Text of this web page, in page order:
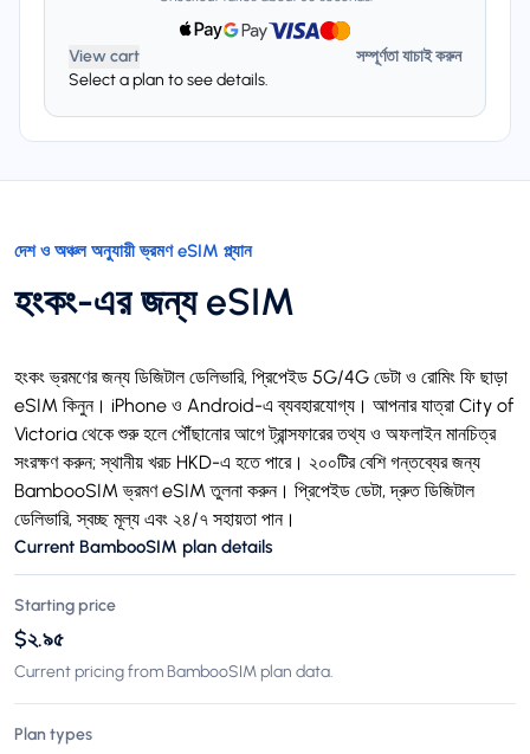
View cart
সম্পূর্ণতা যাচাই করুন
Select a plan to see details.
দেশ ও অঞ্চল অনুযায়ী ভ্রমণ eSIM প্ল্যান
হংকং-এর জন্য eSIM
হংকং ভ্রমণের জন্য ডিজিটাল ডেলিভারি, প্রিপেইড 5G/4G ডেটা ও রোমিং ফি ছাড়া
eSIM কিনুন। iPhone ও Android-এ ব্যবহারযোগ্য। আপনার যাত্রা City of
Victoria থেকে শুরু হলে পৌঁছানোর আগে ট্রান্সফারের তথ্য ও অফলাইন মানচিত্র
সংরক্ষণ করুন; স্থানীয় খরচ HKD-এ হতে পারে। ২০০টির বেশি গন্তব্যের জন্য
BambooSIM ভ্রমণ eSIM তুলনা করুন। প্রিপেইড ডেটা, দ্রুত ডিজিটাল
ডেলিভারি, স্বচ্ছ মূল্য এবং ২৪/৭ সহায়তা পান।
Current BambooSIM plan details
Starting price
$২.৯৫
Current pricing from BambooSIM plan data.
Plan types